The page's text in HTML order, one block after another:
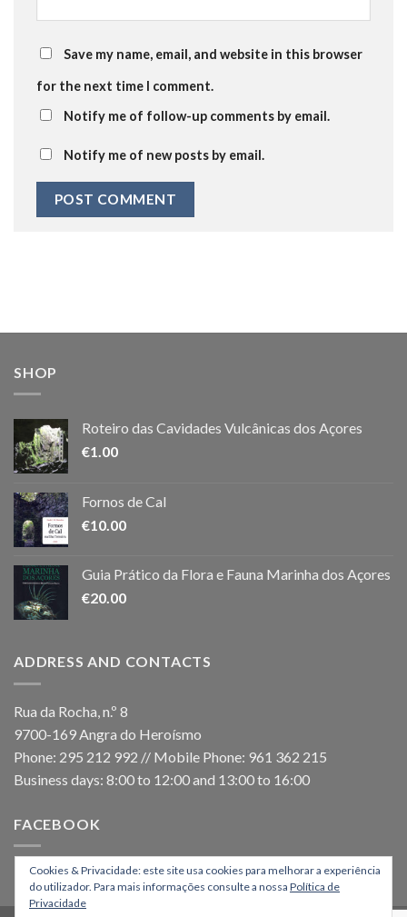
Save my name, email, and website in this browser
for the next time I comment.
Notify me of follow-up comments by email.
Notify me of new posts by email.
SHOP
Roteiro das Cavidades Vulcânicas dos Açores
€1.00
Fornos de Cal
€10.00
Guia Prático da Flora e Fauna Marinha dos Açores
€20.00
ADDRESS AND CONTACTS
Rua da Rocha, n.º 8
9700-169 Angra do Heroísmo
Phone: 295 212 992 // Mobile Phone: 961 362 215
Business days: 8:00 to 12:00 and 13:00 to 16:00
FACEBOOK
Cookies & Privacidade: este site usa cookies para melhorar a experiência
do utilizador. Para mais informações consulte a nossa Política de
Privacidade